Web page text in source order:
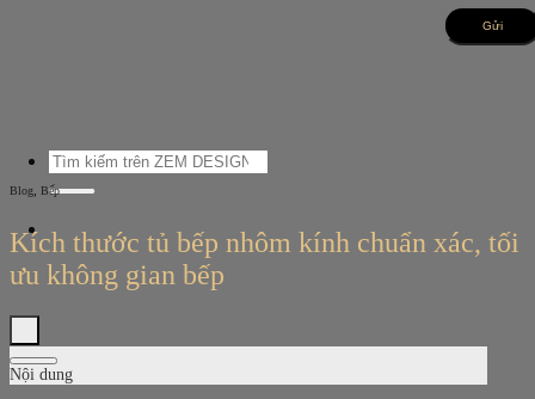
Tìm
kiếm:
Blog Bếp
Kích thước tủ bếp nhôm kính chuẩn xác, tối
ưu không gian bếp
Nội dung